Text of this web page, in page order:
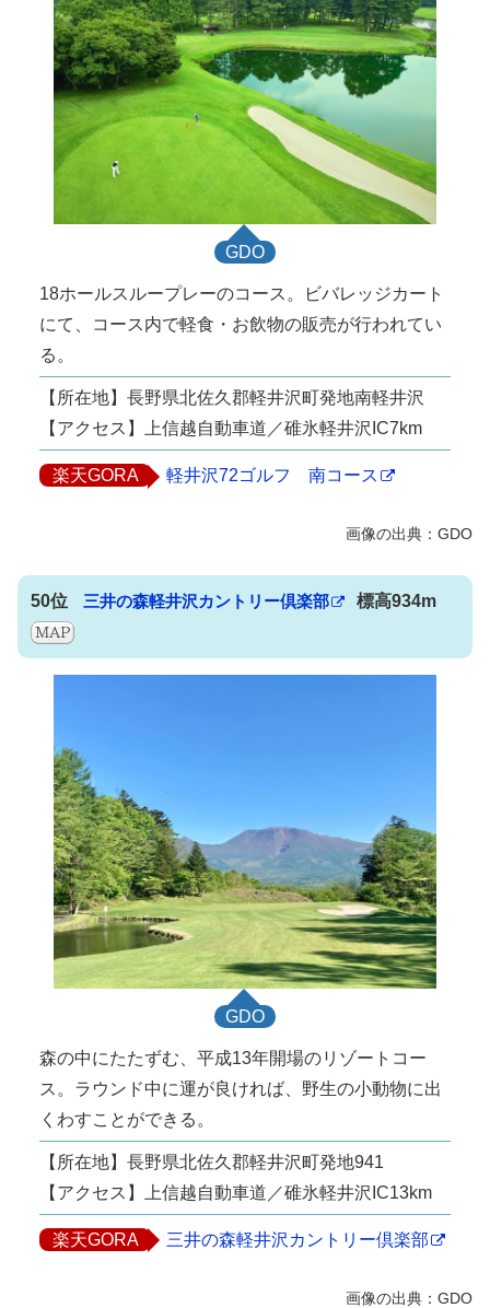
GDO
18ホールスループレーのコース。ビバレッジカート
にて、コース内で軽食・お飲物の販売が行われてい
る。
【所在地】長野県北佐久郡軽井沢町発地南軽井沢
【アクセス】上信越自動車道／碓氷軽井沢IC7km
楽天GORA 軽井沢72ゴルフ 南コース
50位 三井の森軽井沢カントリー倶楽部 標高934m
GDO
森の中にたたずむ、平成13年開場のリゾートコー
ス。ラウンド中に運が良ければ、野生の小動物に出
くわすことができる。
【所在地】長野県北佐久郡軽井沢町発地941
【アクセス】上信越自動車道／碓氷軽井沢IC13km
楽天GORA 三井の森軽井沢カントリー倶楽部